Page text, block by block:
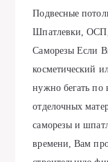
Подвесные
Шпатлевки, ОСП,
Саморезы Если
косметический
нужно бегать по
отделочных
саморезы и
времени, Вам